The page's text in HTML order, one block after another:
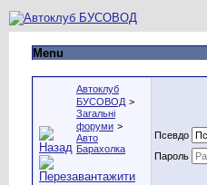
Menu
Автоклуб
БУСОВОД >
Загальні
форуми >
Авто
Барахолка
Псевдо
Пароль